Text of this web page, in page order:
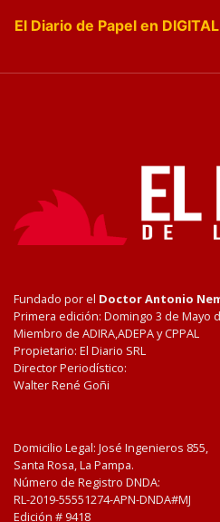
El Diario de Papel en DIGITAL
Fundado por el Doctor Antonio
Primera edición: Domingo 3 de Mayo
Miembro de ADIRA,ADEPA y CPPAL
Propietario: El Diario SRL
Director Periodístico:
Walter René Goñi
Domicilio Legal: José Ingenieros 855,
Santa Rosa, La Pampa.
Número de Registro DNDA:
RL-2019-55551274-APN-DNDA#MJ
Edición # 9418